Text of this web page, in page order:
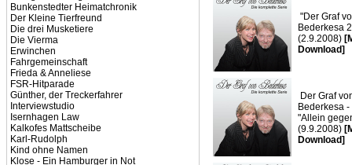
Bunkenstedter Heimatchronik
Der Kleine Tierfreund
Die drei Musketiere
Die Vierma
Erwinchen
Fahrgemeinschaft
Frieda & Anneliese
FSR-Hitparade
Günther, der Treckerfahrer
Interviewstudio
Isernhagen Law
Kalkofes Mattscheibe
Karl-Rudolph
Kind ohne Namen
Klose - Ein Hamburger in Not
"Der Graf
Bederkesa
(2.9.2008)
Download]
Der Graf
Bederkesa -
"Allein
(9.9.2008)
Download]